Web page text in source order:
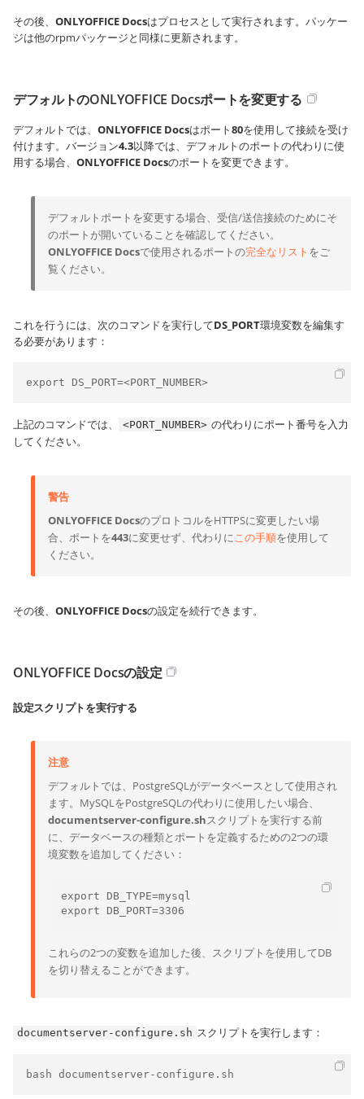
その後、 ONLYOFFICE Docsはプロセスとして実行されます。パッケー
ジは他のrpmパッケージと同様に更新されます。
デフォルトのONLYOFFICE Docsポートを変更する
デフォルトでは、 ONLYOFFICE Docsはポート80を使用して接続を受け
付けます。バージョン4.3以降では、デフォルトのポートの代わりに使
用する場合、 ONLYOFFICE Docsのポートを変更できます。
デフォルトポートを変更する場合、受信/送信接続のためにそ
のポートが開いていることを確認してください。
ONLYOFFICE Docsで使用されるポートの完全なリスト をご
覧ください。
これを行うには、次のコマンドを実行してDS_PORT環境変数を編集す
る必要があります：
export DS_PORT=<PORT_NUMBER>
上記のコマンドでは、 <PORT_NUMBER> の代わりにポート番号を入力
してください。
警告
ONLYOFFICE DocsのプロトコルをHTTPSに変更したい場
合、ポートを443に変更せず、代わりにこの手順を使用して
ください。
その後、 ONLYOFFICE Docsの設定を続行できます。
ONLYOFFICE Docsの設定
設定スクリプトを実行する
注意
デフォルトでは、PostgreSQLがデータベースとして使用され
ます。MySQLをPostgreSQLの代わりに使用したい場合、
documentserver-configure.shスクリプトを実行する前
に、データベースの種類とポートを定義するための2つの環
境変数を追加してください：
export DB_TYPE=mysql
export DB_PORT=3306
これらの2つの変数を追加した後、スクリプトを使用してDB
を切り替えることができます。
documentserver-configure.sh スクリプトを実行します：
bash documentserver-configure.sh